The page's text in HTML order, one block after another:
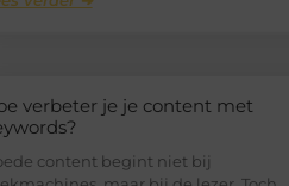
verbeter je je content met
content begint niet bij